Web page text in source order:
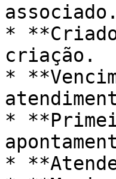
associado.
*
criação.
*
*
*